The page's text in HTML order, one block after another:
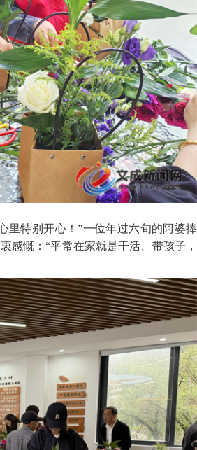
特别开心！”一位年过六旬的阿婆捧
感慨：“平常在家就是干活、带孩子，